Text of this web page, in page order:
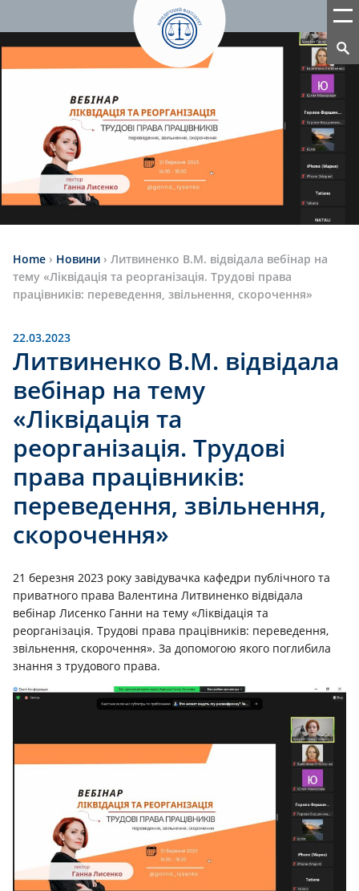
Home › Новини › Литвиненко В.М. відвідала вебінар на
тему «Ліквідація та реорганізація. Трудові права
працівників: переведення, звільнення, скорочення»
22.03.2023
Литвиненко В.М. відвідала
вебінар на тему
«Ліквідація та
реорганізація. Трудові
права працівників:
переведення, звільнення,
скорочення»
21 березня 2023 року завідувачка кафедри публічного та
приватного права Валентина Литвиненко відвідала
вебінар Лисенко Ганни на тему «Ліквідація та
реорганізація. Трудові права працівників: переведення,
звільнення, скорочення». За допомогою якого поглибила
знання з трудового права.